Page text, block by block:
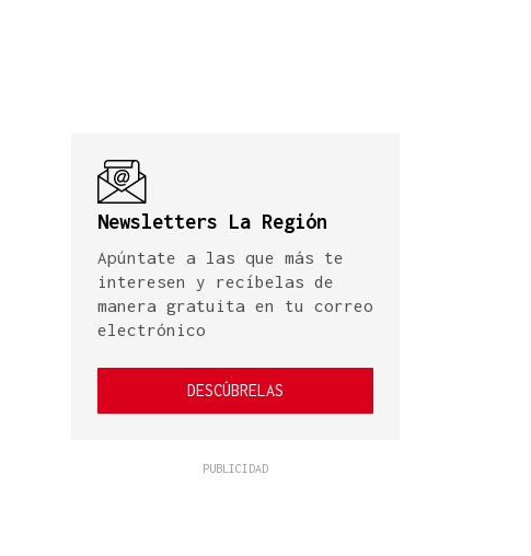
Newsletters La Región
Apúntate a las que más te
interesen y recíbelas de
manera gratuita en tu correo
electrónico
DESCÚBRELAS